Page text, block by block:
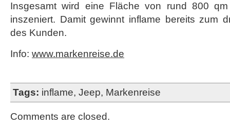
Insgesamt wird eine Fläche von rund 800
inszeniert. Damit gewinnt inflame bereits zum
des Kunden.
Info: www.markenreise.de
Tags: inflame, Jeep, Markenreise
Comments are closed.